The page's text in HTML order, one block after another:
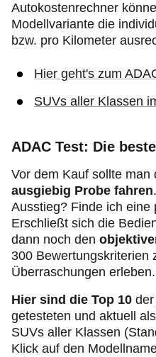
Autokostenrechner
Modellvariante die
bzw. pro Kilometer
Hier geht's zum
SUVs aller Klassen
ADAC Test: Die
Vor dem Kauf sollte man
ausgiebig Probe fahren
Ausstieg? Finde ich eine
Erschließt sich die
dann noch den
300 Bewertungskriterien
Überraschungen erleben.
Hier sind die Top 10
getesteten und aktuell
SUVs aller Klassen
Klick auf den